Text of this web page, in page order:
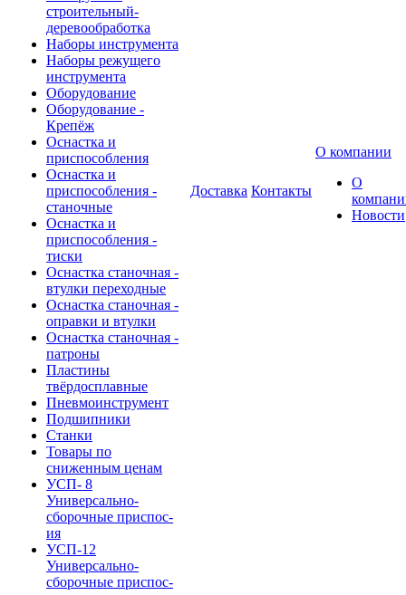
строительный-
деревообработка
Наборы инструмента
Наборы режущего
инструмента
Оборудование
Оборудование -
Крепёж
Оснастка и
приспособления
Оснастка и
приспособления -
станочные
Оснастка и
приспособления -
тиски
Оснастка станочная -
втулки переходные
Оснастка станочная -
оправки и втулки
Оснастка станочная -
патроны
Пластины
твёрдосплавные
Пневмоинструмент
Подшипники
Станки
Товары по
сниженным ценам
УСП- 8
Универсально-
сборочные приспос-
ия
УСП-12
Универсально-
сборочные приспос-
Доставка Контакты
О компании
О
Новости